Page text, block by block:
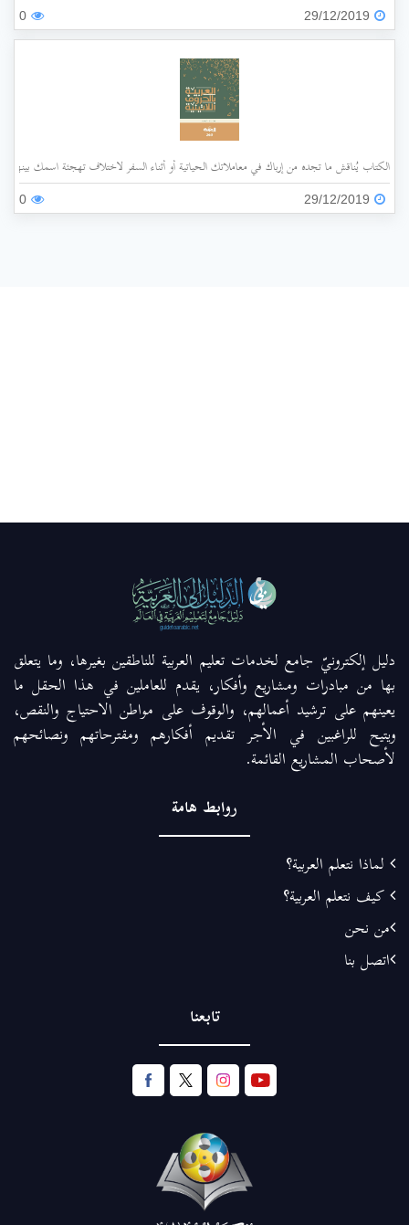
29/12/2019
0
الكتاب يُناقش ما تجده من إرباك في معاملاتك الحياتية أو أثناء السفر لاختلاف تهجئة اسمك بينها
29/12/2019
0
دليل إلكترونيّ جامع لخدمات تعليم العربية للناطقين بغيرها، وما يتعلق
بها من مبادرات ومشاريع وأفكار، يقدم للعاملين في هذا الحقل ما
يعينهم على ترشيد أعمالهم، والوقوف على مواطن الاحتياج والنقص،
ويتيح للراغبين في الأجر تقديم أفكارهم ومقترحاتهم ونصائحهم
لأصحاب المشاريع القائمة.
روابط هامة
لماذا نتعلم العربية؟
كيف نتعلم العربية؟
من نحن
اتصل بنا
تابعنا